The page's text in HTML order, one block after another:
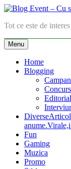
Skip
content
Blog Event – Cu si
Tot ce este de
Menu
Home
Blogging
Editorial
Diverse
Fun
Gaming
Muzica
Promo